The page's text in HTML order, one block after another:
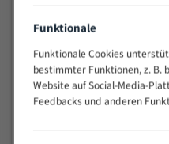
200 -
> 500
0,75/1,25
Vorteile:
Funktionale
Funktionale Cookies
bestimmter Funktionen, z. B.
Website auf Social-Media-
Feedbacks und anderen